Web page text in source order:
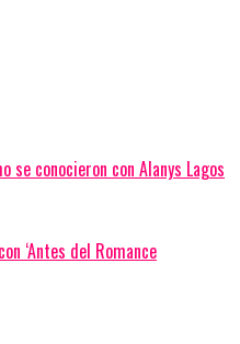
se conocieron con Alanys Lagos
‘Antes del Romance